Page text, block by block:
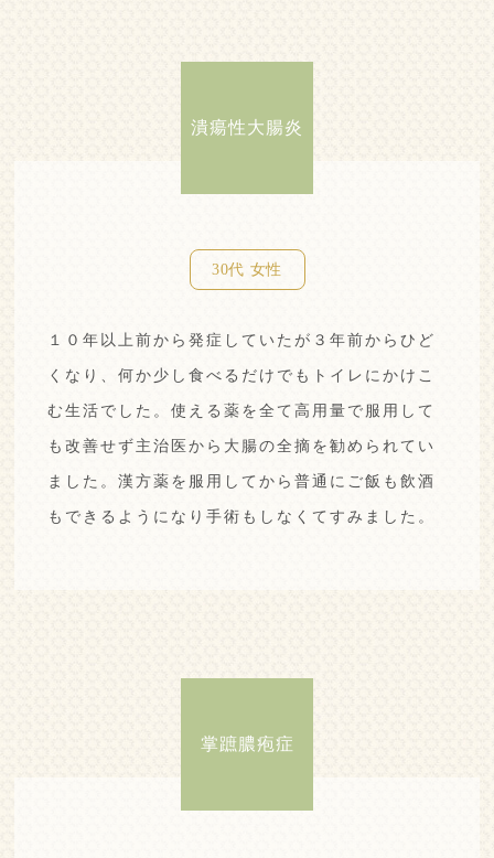
潰瘍性大腸炎
30代 女性
１０年以上前から発症していたが３年前からひど
くなり、何か少し食べるだけでもトイレにかけこ
む生活でした。使える薬を全て高用量で服用して
も改善せず主治医から大腸の全摘を勧められてい
ました。漢方薬を服用してから普通にご飯も飲酒
もできるようになり手術もしなくてすみました。
掌蹠膿疱症